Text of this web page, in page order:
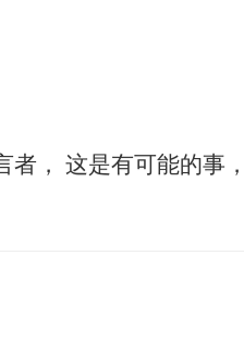
， 这是有可能的事